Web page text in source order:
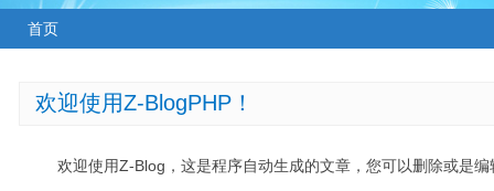
首页
欢迎使用Z-BlogPHP！
欢迎使用Z-Blog，这是程序自动生成的文章，您可以删除或是编